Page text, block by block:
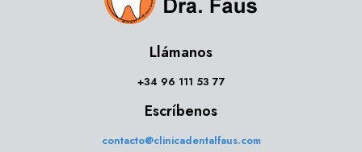
Llámanos
+34 96 111 53 77
Escríbenos
contacto@clinicadentalfaus.com